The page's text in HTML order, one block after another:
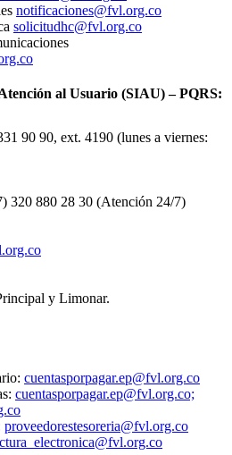
notificaciones@fvl.org.co
solicitudhc@fvl.org.co
al Usuario (SIAU) – PQRS:
90 90, ext. 4190 (lunes a viernes:
320 880 28 30 (Atención 24/7)
y Limonar.
cuentasporpagar.ep@fvl.org.co
cuentasporpagar.ep@fvl.org.co;
proveedorestesoreria@fvl.org.co